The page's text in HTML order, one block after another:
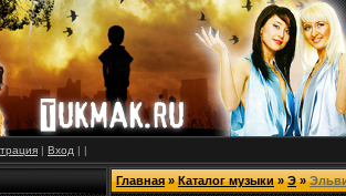
| Вход | |
Главная»Каталог музыки»Э»